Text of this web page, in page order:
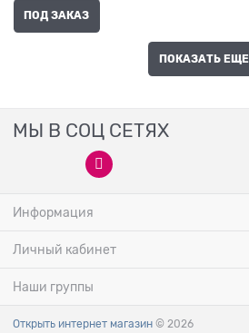
ПОД ЗАКАЗ
ПОКАЗАТЬ ЕЩЕ
МЫ В СОЦ СЕТЯХ
Информация
Личный кабинет
Наши группы
Открыть интернет магазин © 2026